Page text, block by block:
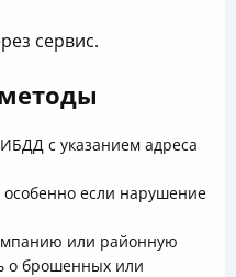
сервис.
с указанием адреса
если нарушение
или районную
о брошенных или